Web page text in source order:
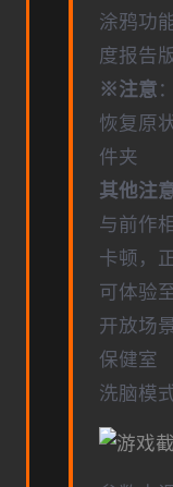
涂鸦功
度报告
※注意
恢复原
件夹
其他注
与前作
卡顿，
可体验
开放场
保健室
洗脑模